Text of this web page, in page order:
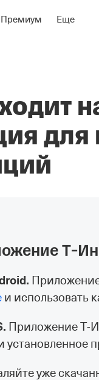
Премиум Еще
для
и использовать
Приложение
установленное
уже